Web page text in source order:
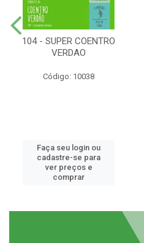
104 - SUPER COENTRO
VERDAO
Código: 10038
Faça seu login ou
cadastre-se para
ver preços e
comprar